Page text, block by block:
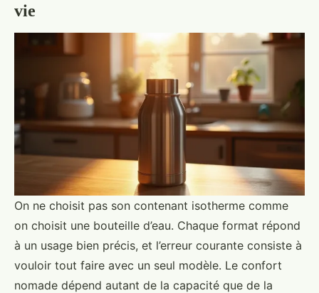
vie
On ne choisit pas son contenant isotherme comme
on choisit une bouteille d’eau. Chaque format répond
à un usage bien précis, et l’erreur courante consiste à
vouloir tout faire avec un seul modèle. Le confort
nomade dépend autant de la capacité que de la